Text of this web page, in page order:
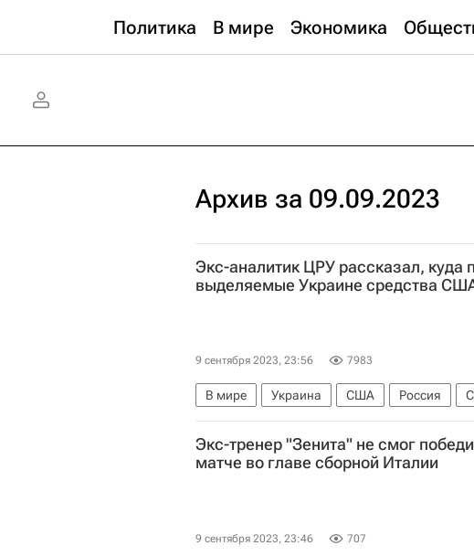
Политика В мире Экономика
Архив за 09.09.2023
Экс-аналитик ЦРУ рассказал, куда
выделяемые Украине средства
9 сентября 2023, 23:56 7983
В мире Украина США Россия
Центральное разведывательное
Экс-тренер "Зенита" не смог
матче во главе сборной Италии
9 сентября 2023, 23:46 707